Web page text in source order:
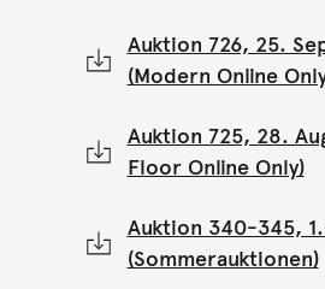
Auktion 726, 25.
(Modern Online
Auktion 725, 28.
Floor Online Only)
Auktion 340-345,
(Sommerauktionen)